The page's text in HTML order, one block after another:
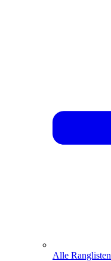
Alle Ranglisten